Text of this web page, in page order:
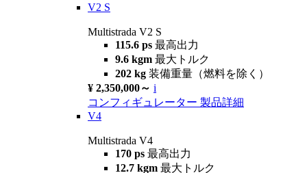
V2 S
Multistrada V2 S
115.6 ps 最高出力
9.6 kgm 最大トルク
202 kg 装備重量（燃料を除く）
¥ 2,350,000～ i
コンフィギュレーター 製品詳細
V4
Multistrada V4
170 ps 最高出力
12.7 kgm 最大トルク